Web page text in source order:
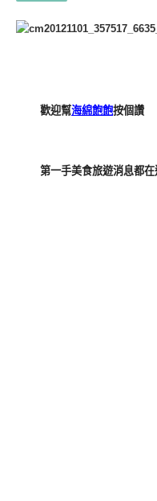
歡迎幫海綿飽飽按個讚
第一手美食旅遊消息都在